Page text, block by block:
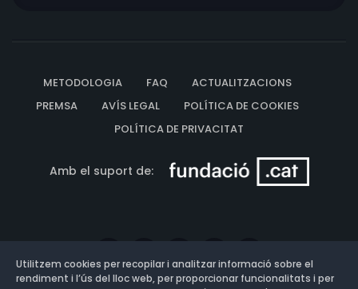
METODOLOGIA FAQ
ACTUALITZACIONS
PREMSA
AVÍS LEGAL
POLÍTICA DE COOKIES
POLÍTICA DE PRIVACITAT
Amb el suport de:
Utilitzem cookies per recopilar i analitzar informació sobre el
rendiment i l’ús del lloc web, per proporcionar funcionalitats i per